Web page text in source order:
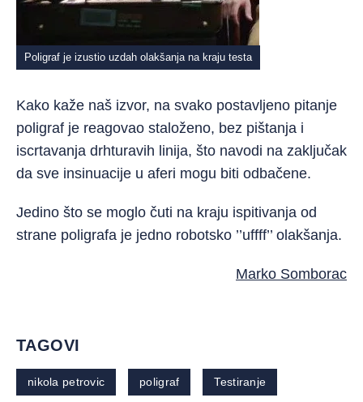
Poligraf je izustio uzdah olakšanja na kraju testa
Kako kaže naš izvor, na svako postavljeno pitanje
poligraf je reagovao staloženo, bez pištanja i
iscrtavanja drhturavih linija, što navodi na zaključak
da sve insinuacije u aferi mogu biti odbačene.
Jedino što se moglo čuti na kraju ispitivanja od
strane poligrafa je jedno robotsko ’’uffff’’ olakšanja.
Marko Somborac
TAGOVI
nikola petrovic poligraf Testiranje